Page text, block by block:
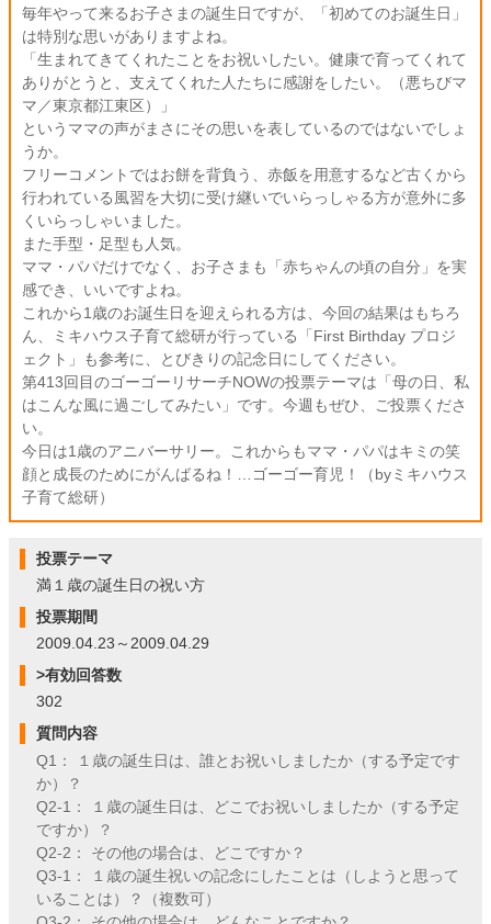
毎年やって来るお子さまの誕生日ですが、「初めてのお誕生日」
は特別な思いがありますよね。
「生まれてきてくれたことをお祝いしたい。健康で育ってくれて
ありがとうと、支えてくれた人たちに感謝をしたい。（悪ちびマ
マ／東京都江東区）」
というママの声がまさにその思いを表しているのではないでしょ
うか。
フリーコメントではお餅を背負う、赤飯を用意するなど古くから
行われている風習を大切に受け継いでいらっしゃる方が意外に多
くいらっしゃいました。
また手型・足型も人気。
ママ・パパだけでなく、お子さまも「赤ちゃんの頃の自分」を実
感でき、いいですよね。
これから1歳のお誕生日を迎えられる方は、今回の結果はもちろ
ん、ミキハウス子育て総研が行っている「First Birthday プロジ
ェクト」も参考に、とびきりの記念日にしてください。
第413回目のゴーゴーリサーチNOWの投票テーマは「母の日、私
はこんな風に過ごしてみたい」です。今週もぜひ、ご投票くださ
い。
今日は1歳のアニバーサリー。これからもママ・パパはキミの笑
顔と成長のためにがんばるね！…ゴーゴー育児！（byミキハウス
子育て総研）
投票テーマ
満１歳の誕生日の祝い方
投票期間
2009.04.23～2009.04.29
>有効回答数
302
質問内容
Q1： １歳の誕生日は、誰とお祝いしましたか（する予定です
か）？
Q2-1： １歳の誕生日は、どこでお祝いしましたか（する予定
ですか）？
Q2-2： その他の場合は、どこですか？
Q3-1： １歳の誕生祝いの記念にしたことは（しようと思って
いることは）？（複数可）